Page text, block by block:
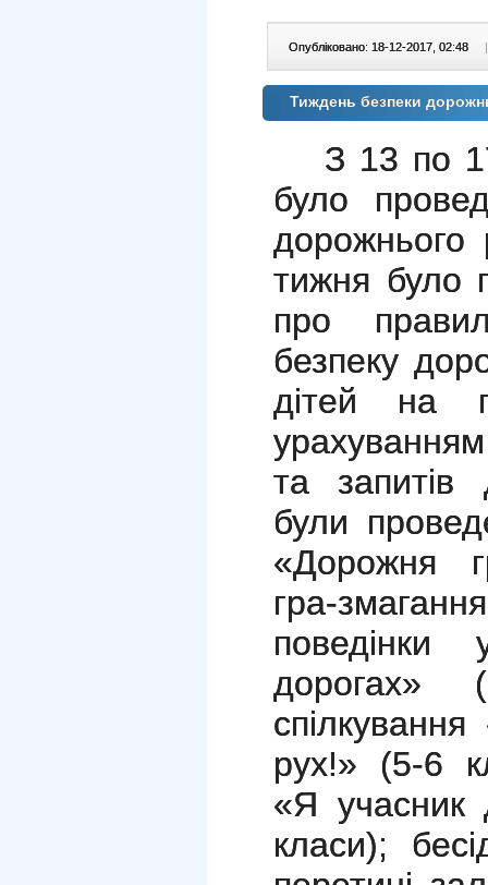
Опубліковано: 18-12-2017, 02:48 |
Тиждень безпеки
З 13 по
було
дорожнього
тижня було
про
безпеку
дітей на
та запитів
були
«Дорожня
гра-
дорогах»
рух!» (5-6
«Я учасник
класи);